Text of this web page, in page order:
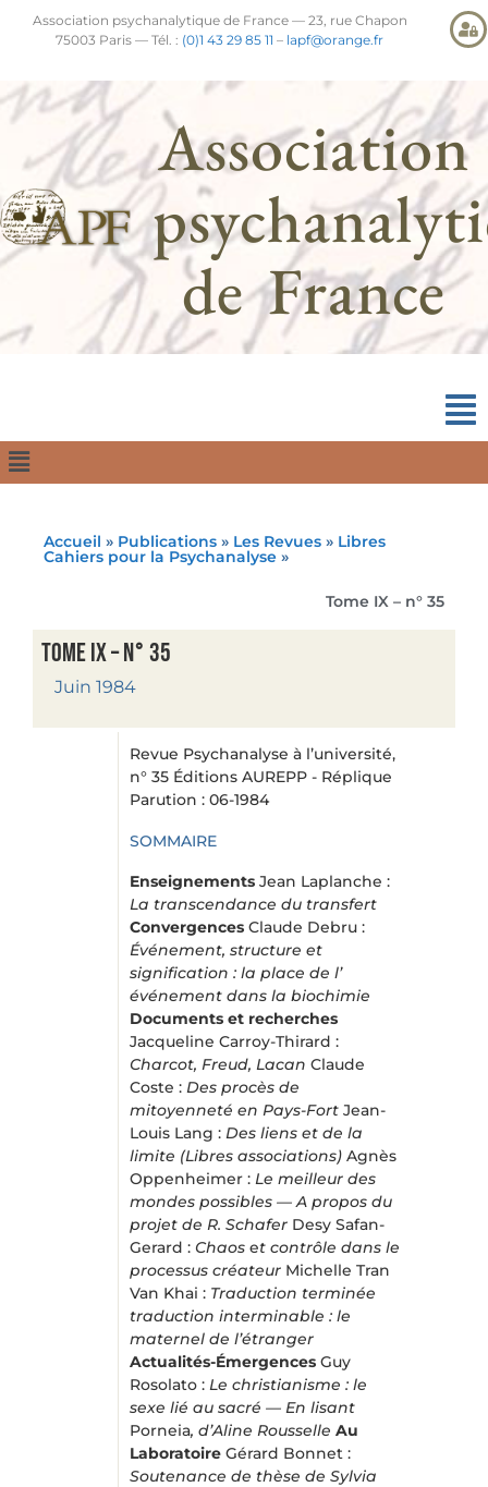
Association psychanalytique de France — 23, rue Chapon
75003 Paris — Tél. : (0)1 43 29 85 11 – lapf@orange.fr
Association
de France
Accueil » Publications » Les Revues » Libres
Cahiers pour la Psychanalyse »
Tome IX – n° 35
Tome IX – n° 35
Juin 1984
Revue Psychanalyse à l’université,
n° 35 Éditions AUREPP - Réplique
Parution : 06-1984
SOMMAIRE
Enseignements Jean Laplanche :
La transcendance du transfert
Convergences Claude Debru :
Événement, structure et
signification : la place de l’
événement dans la biochimie
Documents et recherches
Jacqueline Carroy-Thirard :
Charcot, Freud, Lacan Claude
Coste : Des procès de
mitoyenneté en Pays-Fort Jean-
Louis Lang : Des liens et de la
limite (Libres associations) Agnès
Oppenheimer : Le meilleur des
mondes possibles — A propos du
projet de R. Schafer Desy Safan-
Gerard : Chaos et contrôle dans le
processus créateur Michelle Tran
Van Khai : Traduction terminée
traduction interminable : le
maternel de l’étranger
Actualités-Émergences Guy
Rosolato : Le christianisme : le
sexe lié au sacré — En lisant
Porneia, d’Aline Rousselle Au
Laboratoire Gérard Bonnet :
Soutenance de thèse de Sylvia